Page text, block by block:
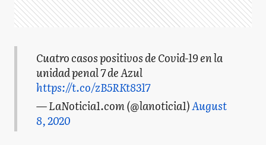
Cuatro casos positivos de Covid-19 en la
unidad penal 7 de Azul
https://t.co/zB5RKt8317
— LaNoticia1.com (@lanoticia1)August
8, 2020